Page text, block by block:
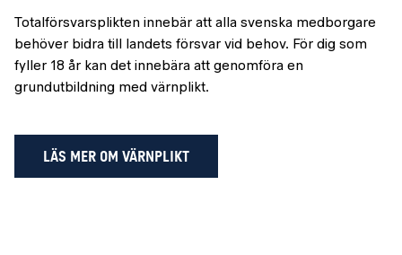
Totalförsvarsplikten innebär att alla svenska medborgare
behöver bidra till landets försvar vid behov. För dig som
fyller 18 år kan det innebära att genomföra en
grundutbildning med värnplikt.
LÄS MER OM VÄRNPLIKT